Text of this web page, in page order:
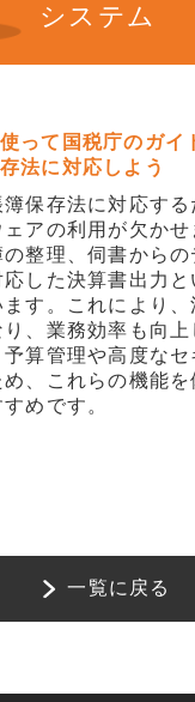
システム
って国税庁のガイ
法に対応しよう
保存法に対応す
アの利用が欠かせ
整理、伺書から
した決算書出力
す。これにより、
、業務効率も向
算管理や高度な
、これらの機能
めです。
一覧に戻る